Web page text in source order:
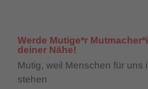
Werde Mutige*r
deiner Nähe!
Mutig, weil Menschen für uns
stehen